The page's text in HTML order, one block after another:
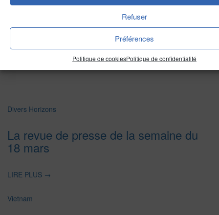
Refuser
Préférences
Politique de cookiesPolitique de confidentialité
A LIRE AUSSI
Divers Horizons
La revue de presse de la semaine du
18 mars
LIRE PLUS →
Vietnam